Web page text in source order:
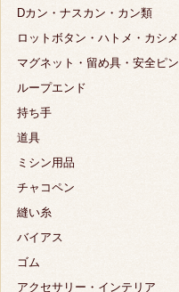
Dカン・ナスカン・カン類
ロットボタン・ハトメ・カシメ
マグネット・留め具・安全ピン
ループエンド
持ち手
道具
ミシン用品
チャコペン
縫い糸
バイアス
ゴム
アクセサリー・インテリア